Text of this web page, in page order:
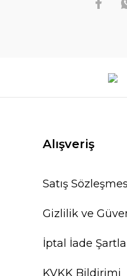
Alışveriş
Satış
Gizlilik ve
İptal İade
KVKK Bildirimi